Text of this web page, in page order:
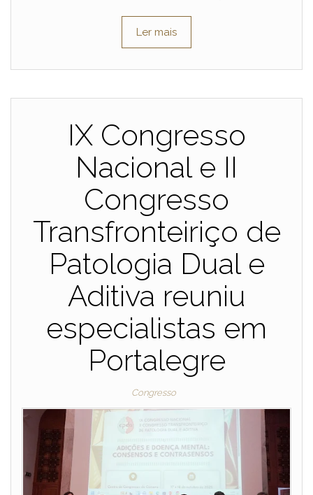
Ler mais
IX Congresso
Nacional e II
Congresso
Transfronteiriço de
Patologia Dual e
Aditiva reuniu
especialistas em
Portalegre
Congresso